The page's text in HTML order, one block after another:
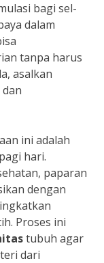
bagi sel-
dalam
tanpa harus
asalkan
ini adalah
hari.
paparan
dengan
Proses ini
tubuh agar
dari